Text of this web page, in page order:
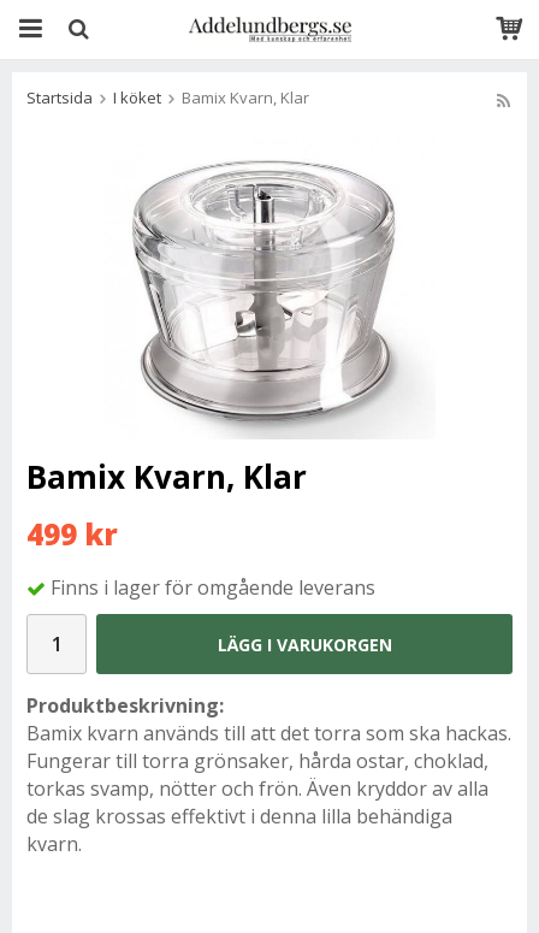
Startsida I köket Bamix Kvarn, Klar
Bamix Kvarn, Klar
499 kr
Finns i lager för omgående leverans
LÄGG I VARUKORGEN
Produktbeskrivning:
Bamix kvarn används till att det torra som ska hackas.
Fungerar till torra grönsaker, hårda ostar, choklad,
torkas svamp, nötter och frön. Även kryddor av alla
de slag krossas effektivt i denna lilla behändiga
kvarn.